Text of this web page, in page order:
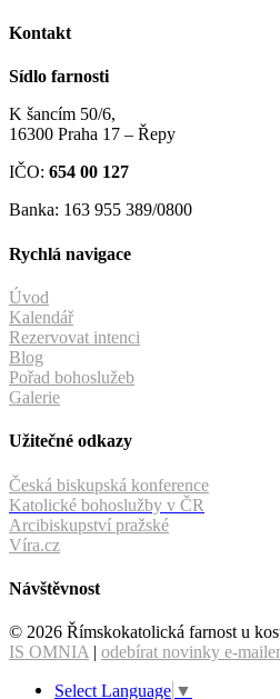
Kontakt
Sídlo farnosti
K šancím 50/6,
16300 Praha 17 – Řepy
IČO: 654 00 127
Banka: 163 955 389/0800
Rychlá navigace
Úvod
Kalendář
Rezervovat intenci
Blog
Pořad bohoslužeb
Galerie
Užitečné odkazy
Česká biskupská konference
Katolické bohoslužby v ČR
Arcibiskupství pražské
Víra.cz
Návštěvnost
© 2026 Římskokatolická farnost u
IS OMNIA | odebírat novinky e-
Select Language ▼